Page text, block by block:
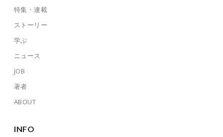
特集・連載
ストーリー
学ぶ
ニュース
JOB
著者
ABOUT
INFO